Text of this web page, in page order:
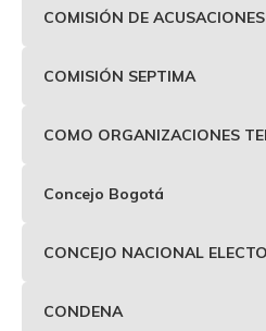
COMISIÓN DE ACUSACIONES
COMISIÓN SEPTIMA
COMO ORGANIZACIONES
Concejo Bogotá
CONCEJO NACIONAL
CONDENA